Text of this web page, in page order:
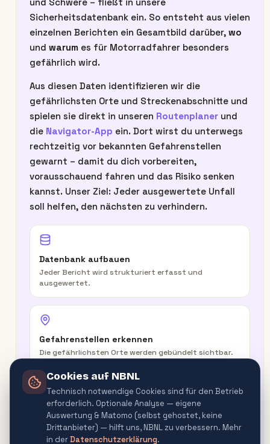
Sicherheitsdatenbank ein. So entsteht aus vielen
einzelnen Berichten ein Gesamtbild darüber, wo
und warum es für Motorradfahrer besonders
gefährlich wird.
Aus diesen Daten identifizieren wir die
gefährlichsten Orte und Streckenabschnitte und
spielen sie direkt in unseren Routenplaner und
die Navigator-App ein. Dort wirst du unterwegs
rechtzeitig vor bekannten Gefahrenstellen
gewarnt – damit du dich vorbereiten,
vorausschauend fahren und das Risiko senken
kannst. Unser Ziel: Jeder ausgewertete Unfall
soll helfen, den nächsten zu verhindern.
Datenbank aufbauen
Jeder Bericht wird strukturiert erfasst und
ausgewertet.
Gefahrenstellen erkennen
Die gefährlichsten Orte werden gebündelt sichtbar.
In der Route warnen
Routenplaner & Navigator warnen vor
Gefahrenquellen.
Cookies auf NBNL
Technisch notwendige Cookies sind für den Betrieb
erforderlich. Optionale Analyse — eigene
Auswertung & Matomo (selbst gehostet, keine
Drittanbieter) — hilft uns, NBNL zu verbessern. Mehr
in derDatenschutzerklärung.